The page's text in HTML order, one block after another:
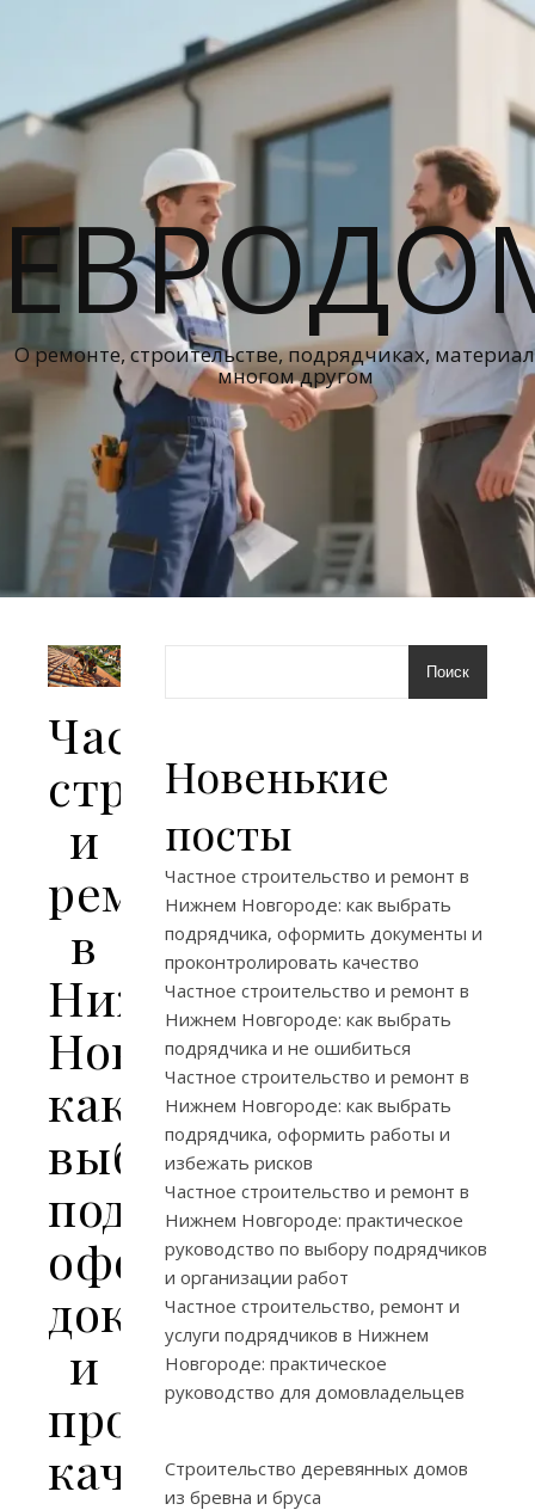
О ремонте, строительстве, подрядчиках,
многом другом
Частное
строительство
и
ремонт
в
Нижнем
Новгороде:
как
выбрать
подрядчика,
оформить
документы
и
проконтролировать
качество
Поиск
Новенькие
посты
Частное строительство и ремонт в
Нижнем Новгороде: как выбрать
подрядчика, оформить документы и
проконтролировать качество
Частное строительство и ремонт в
Нижнем Новгороде: как выбрать
подрядчика и не ошибиться
Частное строительство и ремонт в
Нижнем Новгороде: как выбрать
подрядчика, оформить работы и
избежать рисков
Частное строительство и ремонт в
Нижнем Новгороде: практическое
руководство по выбору подрядчиков
и организации работ
Частное строительство, ремонт и
услуги подрядчиков в Нижнем
Новгороде: практическое
руководство для домовладельцев
Строительство деревянных домов
из бревна и бруса